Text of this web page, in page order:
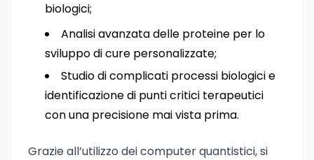
biologici;
Analisi avanzata delle proteine per lo
sviluppo di cure personalizzate;
Studio di complicati processi biologici e
identificazione di punti critici terapeutici
con una precisione mai vista prima.
Grazie all’utilizzo dei computer quantistici, si